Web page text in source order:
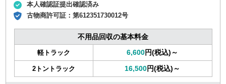
本人確認証提出確認済み
古物商許可証：第612351730012号
不用品回収の基本料金
軽トラック 6,600円(税込)～
2トントラック 16,500円(税込)～